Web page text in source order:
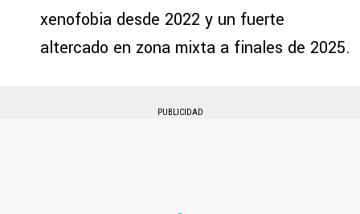
xenofobia desde 2022 y un fuerte
altercado en zona mixta a finales de 2025.
PUBLICIDAD